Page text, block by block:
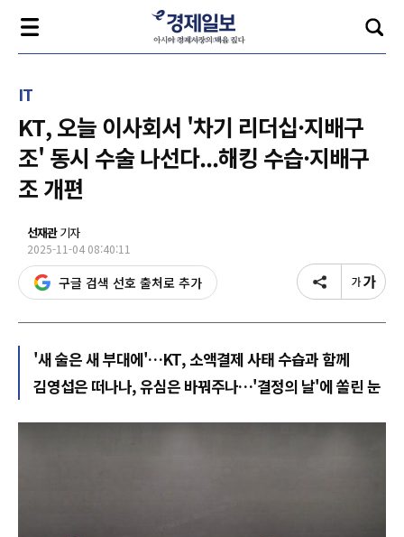
IT
KT, 오늘 이사회서 '차기 리더십·지배구
조' 동시 수술 나선다...해킹 수습·지배구
조 개편
선재관기자
2025-11-04 08:40:11
구글 검색 선호 출처로 추가
'새 술은 새 부대에'…KT, 소액결제 사태 수습과 함께
김영섭은 떠나나, 유심은 바꿔주나…'결정의 날'에 쏠린 눈